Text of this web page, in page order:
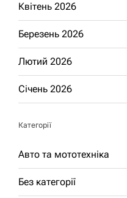
Квітень 2026
Березень 2026
Лютий 2026
Січень 2026
Категорії
Авто та мототехніка
Без категорії